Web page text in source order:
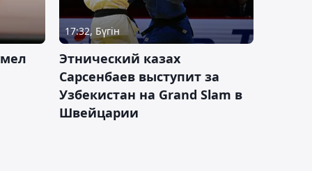
17:32, Бүгін
Этнический казах
Сарсенбаев выступит за
Узбекистан на Grand Slam в
Швейцарии